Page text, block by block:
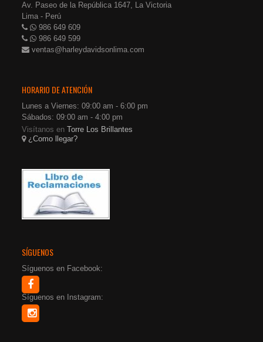
Av. Paseo de la República 1647, La Victoria
Lima - Perú
986 649 609
986 649 599
ventas@harleydavidsonlima.com
HORARIO DE ATENCIÓN
Lunes a Viernes: 09:00 am - 6:00 pm
Sábados: 09:00 am - 4:00 pm
Visítanos enTorre Los Brillantes
¿Como llegar?
SÍGUENOS
Síguenos en Facebook:
Síguenos en Instagram: